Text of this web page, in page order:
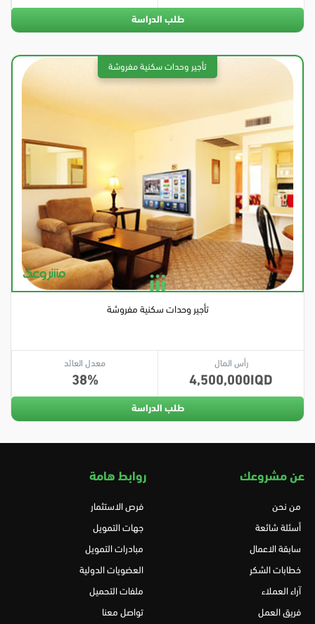
طلب الدراسة
تأجير وحدات سكنية مفروشة
رأس المال
4,500,000
معدل العائد
38
طلب الدراسة
عن مشروعك
من نحن
أسئلة شائعة
سابقة الاعمال
خطابات الشكر
آراء العملاء
فريق العمل
روابط هامة
فرص الاستثمار
جهات التمويل
مبادرات التمويل
العضويات الدولية
ملفات التحميل
تواصل معنا